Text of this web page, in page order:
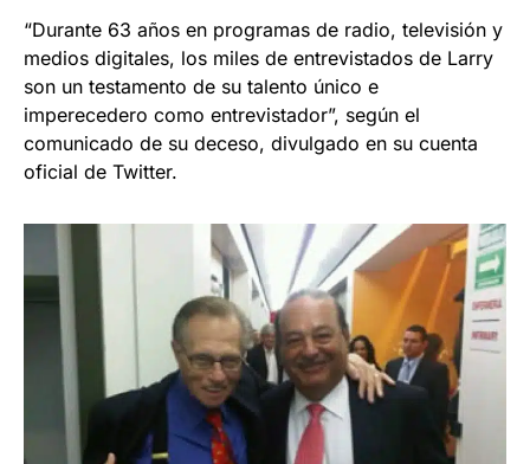
“Durante 63 años en programas de radio, televisión y
medios digitales, los miles de entrevistados de Larry
son un testamento de su talento único e
imperecedero como entrevistador”, según el
comunicado de su deceso, divulgado en su cuenta
oficial de Twitter.